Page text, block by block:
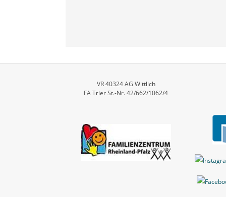
VR 40324 AG Wittlich
FA Trier St.-Nr. 42/662/1062/4